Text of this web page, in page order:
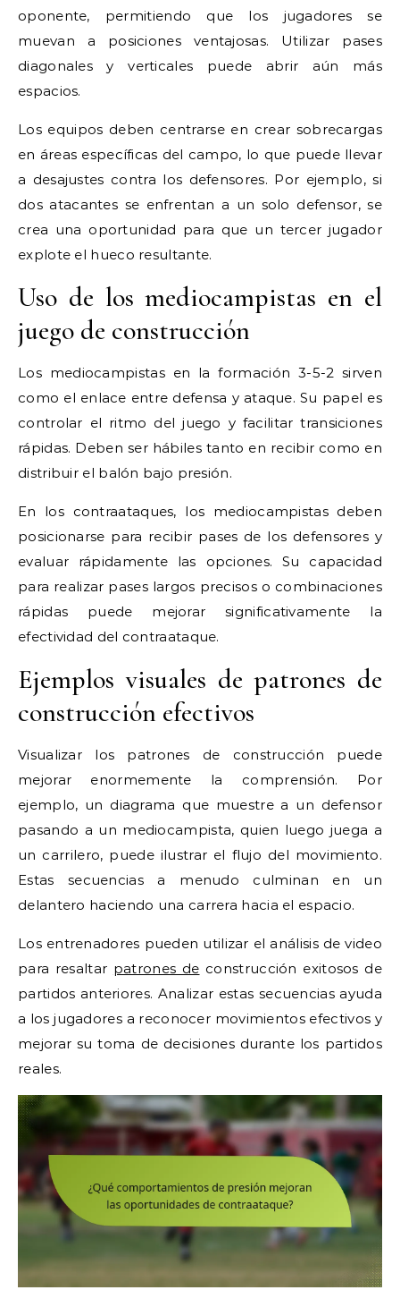
oponente, permitiendo que los jugadores se
muevan a posiciones ventajosas. Utilizar pases
diagonales y verticales puede abrir aún más
espacios.
Los equipos deben centrarse en crear sobrecargas
en áreas específicas del campo, lo que puede llevar
a desajustes contra los defensores. Por ejemplo, si
dos atacantes se enfrentan a un solo defensor, se
crea una oportunidad para que un tercer jugador
explote el hueco resultante.
Uso de los mediocampistas en el
juego de construcción
Los mediocampistas en la formación 3-5-2 sirven
como el enlace entre defensa y ataque. Su papel es
controlar el ritmo del juego y facilitar transiciones
rápidas. Deben ser hábiles tanto en recibir como en
distribuir el balón bajo presión.
En los contraataques, los mediocampistas deben
posicionarse para recibir pases de los defensores y
evaluar rápidamente las opciones. Su capacidad
para realizar pases largos precisos o combinaciones
rápidas puede mejorar significativamente la
efectividad del contraataque.
Ejemplos visuales de patrones de
construcción efectivos
Visualizar los patrones de construcción puede
mejorar enormemente la comprensión. Por
ejemplo, un diagrama que muestre a un defensor
pasando a un mediocampista, quien luego juega a
un carrilero, puede ilustrar el flujo del movimiento.
Estas secuencias a menudo culminan en un
delantero haciendo una carrera hacia el espacio.
Los entrenadores pueden utilizar el análisis de video
para resaltar patrones de construcción exitosos de
partidos anteriores. Analizar estas secuencias ayuda
a los jugadores a reconocer movimientos efectivos y
mejorar su toma de decisiones durante los partidos
reales.